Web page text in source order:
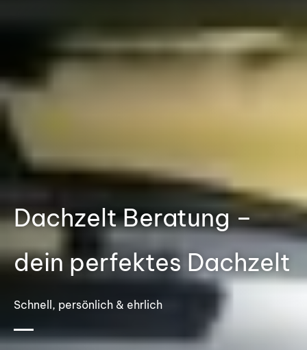
Dachzelt Beratung –
dein perfektes Dachzelt
Schnell, persönlich & ehrlich